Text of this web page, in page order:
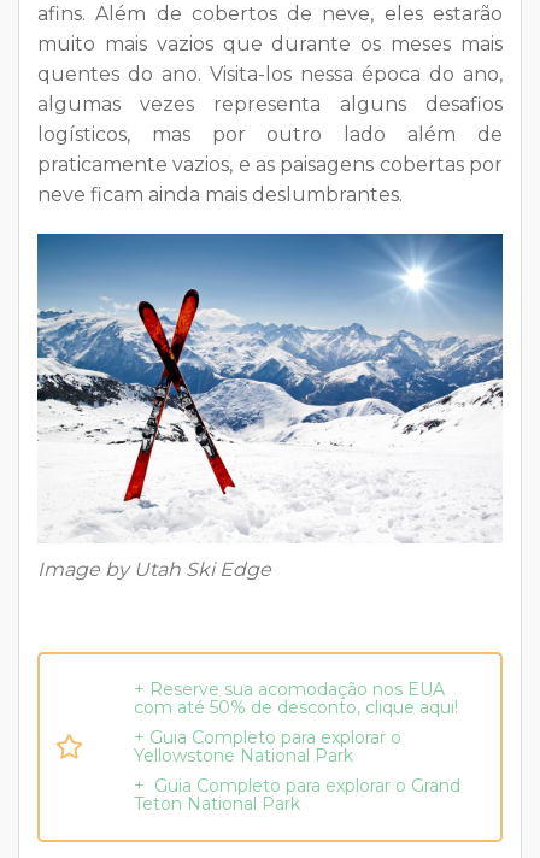
afins. Além de cobertos de neve, eles estarão
muito mais vazios que durante os meses mais
quentes do ano. Visita-los nessa época do ano,
algumas vezes representa alguns desafios
logísticos, mas por outro lado além de
praticamente vazios, e as paisagens cobertas por
neve ficam ainda mais deslumbrantes.
Image by Utah Ski Edge
+ Reserve sua acomodação nos EUA
com até 50% de desconto, clique aqui!
+ Guia Completo para explorar o
Yellowstone National Park
+ Guia Completo para explorar o Grand
Teton National Park